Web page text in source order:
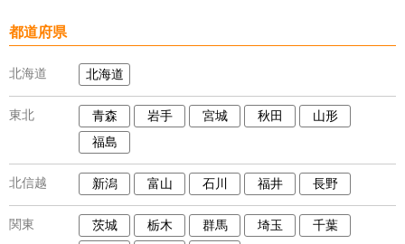
都道府県
北海道 北海道
東北 青森 岩手 宮城 秋田
山形
福島
北信越 新潟 富山 石川 福井 長野
関東 茨城 栃木 群馬 埼玉
千葉